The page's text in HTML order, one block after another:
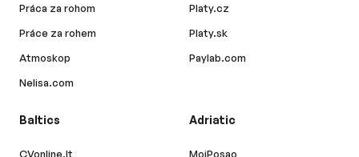
Práca za rohom
Práce za rohem
Atmoskop
Nelisa.com
Platy.cz
Platy.sk
Paylab.com
Baltics
CVonline.lt
Adriatic
MojPosao